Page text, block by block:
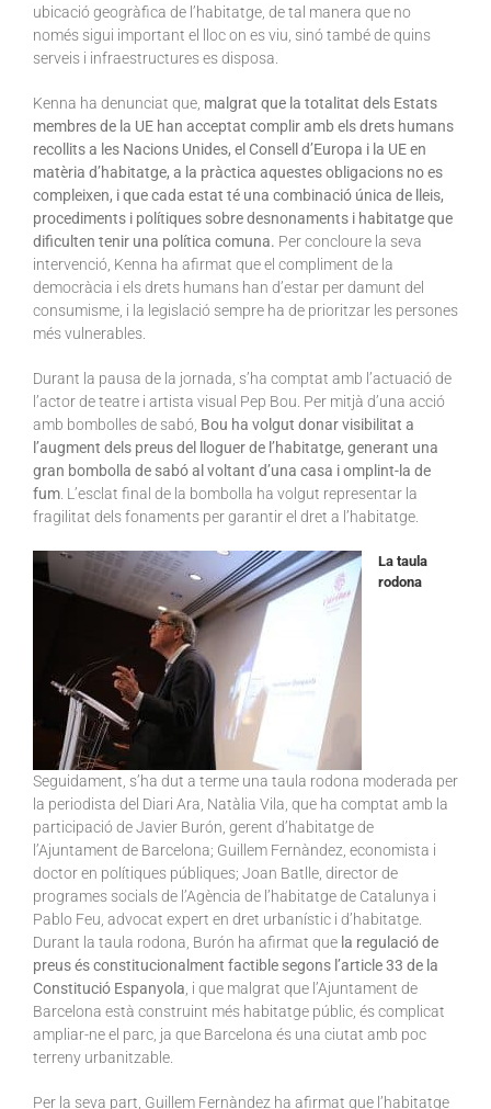
ubicació geogràfica de l’habitatge, de tal manera que no
només sigui important el lloc on es viu, sinó també de quins
serveis i infraestructures es disposa.
Kenna ha denunciat que, malgrat que la totalitat dels Estats
membres de la UE han acceptat complir amb els drets humans
recollits a les Nacions Unides, el Consell d’Europa i la UE en
matèria d’habitatge, a la pràctica aquestes obligacions no es
compleixen, i que cada estat té una combinació única de lleis,
procediments i polítiques sobre desnonaments i habitatge que
dificulten tenir una política comuna. Per concloure la seva
intervenció, Kenna ha afirmat que el compliment de la
democràcia i els drets humans han d’estar per damunt del
consumisme, i la legislació sempre ha de prioritzar les persones
més vulnerables.
Durant la pausa de la jornada, s’ha comptat amb l’actuació de
l’actor de teatre i artista visual Pep Bou. Per mitjà d’una acció
amb bombolles de sabó, Bou ha volgut donar visibilitat a
l’augment dels preus del lloguer de l’habitatge, generant una
gran bombolla de sabó al voltant d’una casa i omplint-la de
fum. L’esclat final de la bombolla ha volgut representar la
fragilitat dels fonaments per garantir el dret a l’habitatge.
La taula
rodona
Seguidament, s’ha dut a terme una taula rodona moderada per
la periodista del Diari Ara, Natàlia Vila, que ha comptat amb la
participació de Javier Burón, gerent d’habitatge de
l’Ajuntament de Barcelona; Guillem Fernàndez, economista i
doctor en polítiques públiques; Joan Batlle, director de
programes socials de l’Agència de l’habitatge de Catalunya i
Pablo Feu, advocat expert en dret urbanístic i d’habitatge.
Durant la taula rodona, Burón ha afirmat que la regulació de
preus és constitucionalment factible segons l’article 33 de la
Constitució Espanyola, i que malgrat que l’Ajuntament de
Barcelona està construint més habitatge públic, és complicat
ampliar-ne el parc, ja que Barcelona és una ciutat amb poc
terreny urbanitzable.
Per la seva part, Guillem Fernàndez ha afirmat que l’habitatge